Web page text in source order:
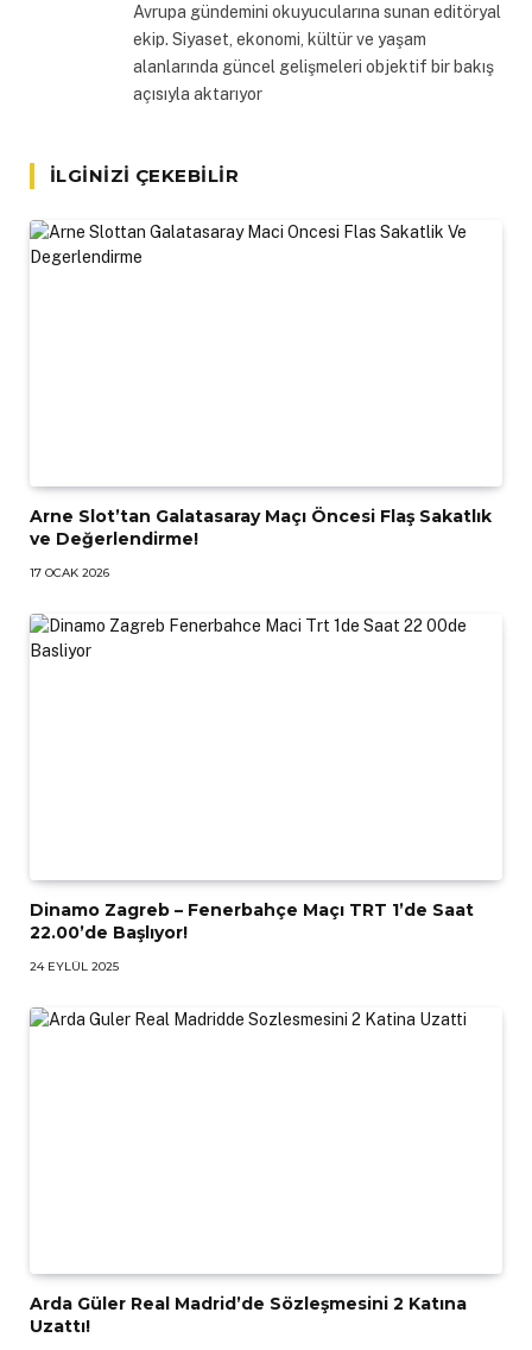
Avrupa gündemini okuyucularına sunan editöryal
ekip. Siyaset, ekonomi, kültür ve yaşam
alanlarında güncel gelişmeleri objektif bir bakış
açısıyla aktarıyor
İLGINIZI ÇEKEBILIR
Arne Slot’tan Galatasaray Maçı Öncesi Flaş Sakatlık
ve Değerlendirme!
17 OCAK 2026
Dinamo Zagreb – Fenerbahçe Maçı TRT 1’de Saat
22.00’de Başlıyor!
24 EYLÜL 2025
Arda Güler Real Madrid’de Sözleşmesini 2 Katına
Uzattı!